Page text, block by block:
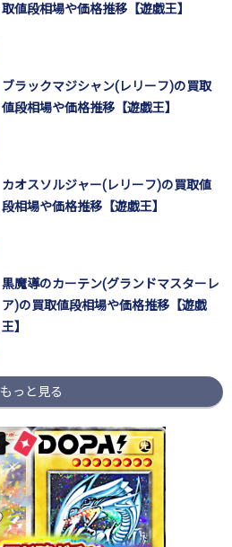
取値段相場や価格推移【遊戯王】
ブラックマジシャン(レリーフ)の買取
値段相場や価格推移【遊戯王】
カオスソルジャー(レリーフ)の買取値
段相場や価格推移【遊戯王】
黒魔導のカーテン(グランドマスターレ
ア)の買取値段相場や価格推移【遊戯
王】
もっと見る